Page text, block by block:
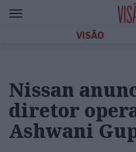
VISÃO
Nissan
diretor
Ashwani